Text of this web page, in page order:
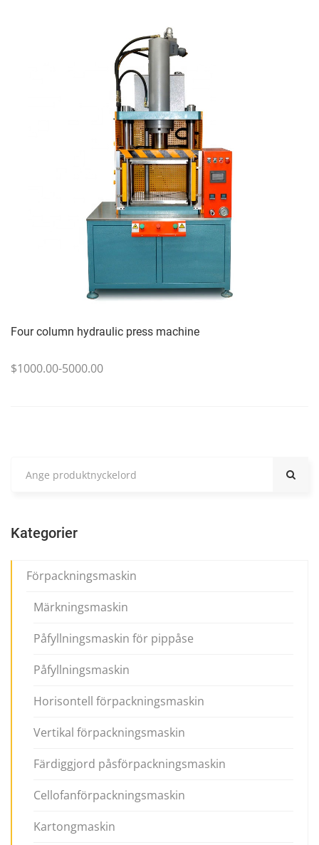
Four column hydraulic press machine
$1000.00-5000.00
Kategorier
Förpackningsmaskin
Märkningsmaskin
Påfyllningsmaskin för pippåse
Påfyllningsmaskin
Horisontell förpackningsmaskin
Vertikal förpackningsmaskin
Färdiggjord påsförpackningsmaskin
Cellofanförpackningsmaskin
Kartongmaskin